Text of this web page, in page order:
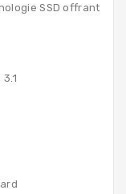
SSD offrant